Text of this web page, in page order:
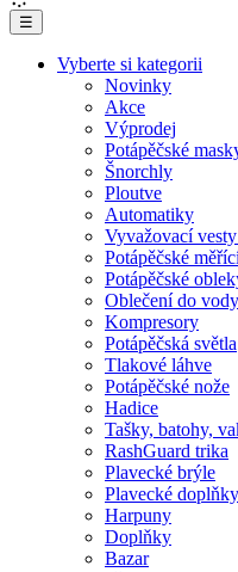
☰
Vyberte si kategorii
Novinky
Akce
Výprodej
Potápěčské
Šnorchly
Ploutve
Automatiky
Vyvažovací
Potápěčské
Potápěčské
Oblečení do vody
Kompresory
Potápěčská světla
Tlakové láhve
Potápěčské nože
Hadice
Tašky, batohy,
RashGuard trika
Plavecké brýle
Plavecké doplňky
Harpuny
Doplňky
Bazar